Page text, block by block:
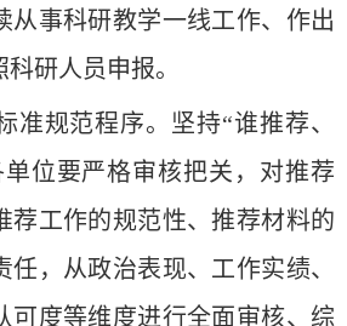
从事科研教学一线工作、作出
研人员申报。
规范程序。坚持“谁推荐、
位要严格审核把关，对推荐
荐工作的规范性、推荐材料的
任，从政治表现、工作实绩、
可度等维度进行全面审核、综